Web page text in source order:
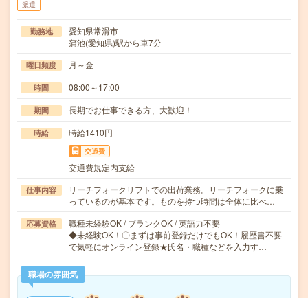
派遣
勤務地
愛知県常滑市
蒲池(愛知県)駅から車7分
曜日頻度 月～金
時間 08:00～17:00
期間 長期でお仕事できる方、大歓迎！
時給 時給1410円
交通費
交通費規定内支給
仕事内容
リーチフォークリフトでの出荷業務。リーチフォークに乗
っているのが基本です。ものを持つ時間は全体に比べ…
応募資格
職種未経験OK / ブランクOK / 英語力不要
◆未経験OK！〇まずは事前登録だけでもOK！履歴書不要
で気軽にオンライン登録★氏名・職種などを入力す…
職場の雰囲気